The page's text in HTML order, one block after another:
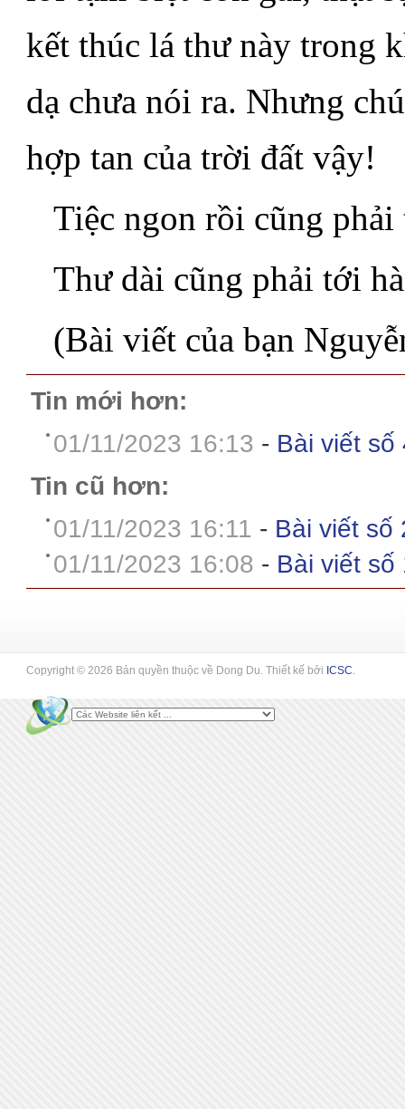
kết thúc lá thư này trong
dạ chưa nói ra. Nhưng
hợp tan của trời đất vậy!
Tiệc ngon rồi cũng phải
Thư dài cũng phải tới
(Bài viết của bạn
Tin mới hơn:
01/11/2023 16:13 - Bài viết số
Tin cũ hơn:
01/11/2023 16:11 - Bài viết số
01/11/2023 16:08 - Bài viết số
Copyright © 2026 Bản quyền thuộc về Dong Du. Thiết kế bởi ICSC.